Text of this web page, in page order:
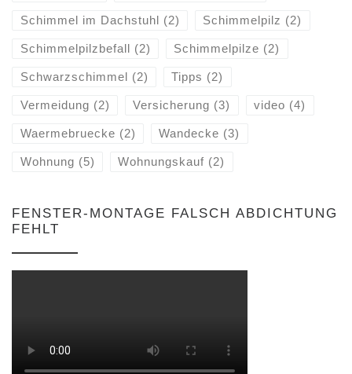
Schimmel im Dachstuhl (2) Schimmelpilz (2)
Schimmelpilzbefall (2) Schimmelpilze (2)
Schwarzschimmel (2) Tipps (2)
Vermeidung (2) Versicherung (3) video (4)
Waermebruecke (2) Wandecke (3)
Wohnung (5) Wohnungskauf (2)
FENSTER-MONTAGE FALSCH ABDICHTUNG
FEHLT